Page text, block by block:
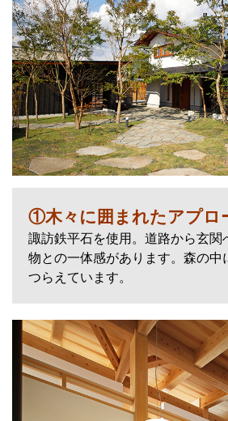
①木々に囲まれたアプロ
諏訪鉄平石を使用。道路から玄関
物との一体感があります。森の中
つらえています。